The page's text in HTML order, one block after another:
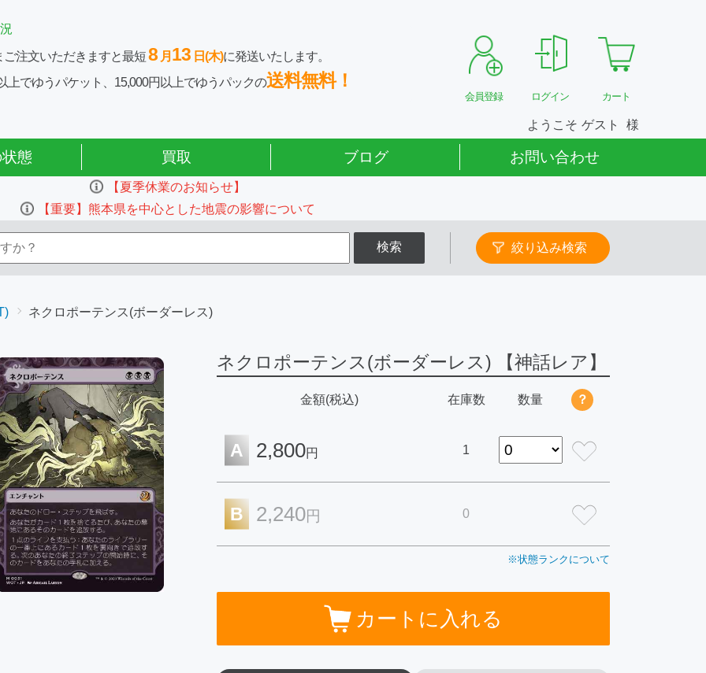
ご注文いただきますと最短8 月 13 日(木)に発送いたします。
上でゆうパケット、15,000円以上でゆうパックの送料無料！
会員登録 ログイン カート
ようこそ ゲスト
態 買取 ブログ お問い合わせ
【夏季休業のお知らせ】
【重要】熊本県を中心とした地震の影響について
検索 絞り込み検索
ネクロポーテンス(ボーダーレス)
ネクロポーテンス(ボーダーレス) 【神話レア】
金額(税込) 在庫数 数量 ？
A 2,800円 1
B 2,240円 0
※状態ランクについて
カートに入れる